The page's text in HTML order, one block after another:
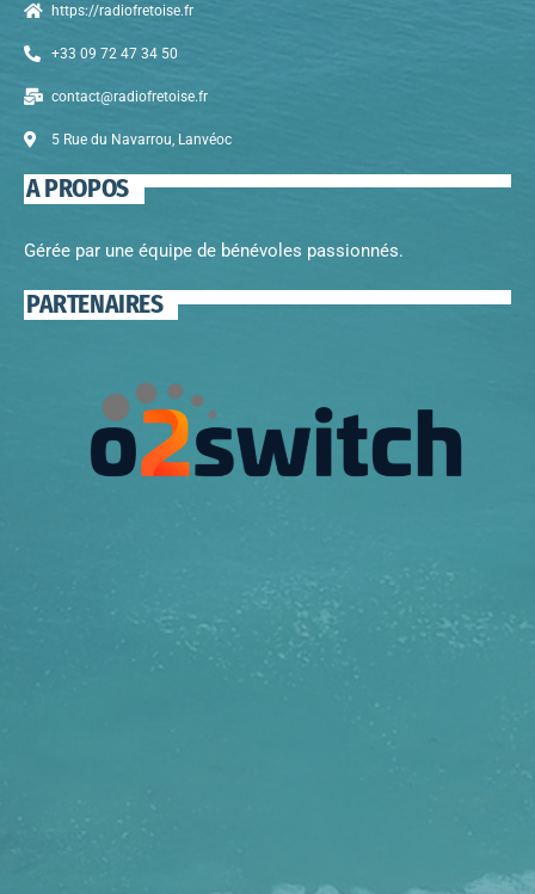
https://radiofretoise.fr
+33 09 72 47 34 50
contact@radiofretoise.fr
5 Rue du Navarrou, Lanvéoc
A PROPOS
Gérée par une équipe de bénévoles passionnés.
PARTENAIRES